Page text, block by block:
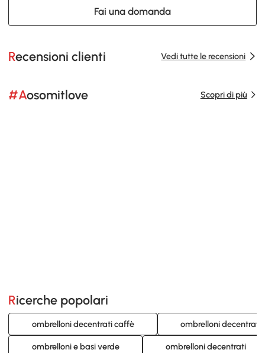
Fai una domanda
Recensioni clienti Vedi tutte le recensioni
#Aosomitlove Scopri di più
Ricerche popolari
ombrelloni decentrati caffè ombrelloni decentrati
ombrelloni e basi verde ombrelloni decentrati